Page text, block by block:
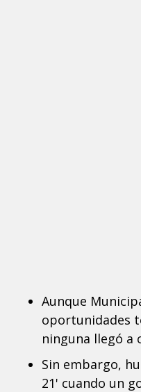
Aunque
oportunidades
ninguna llegó a
Sin embargo,
21' cuando un